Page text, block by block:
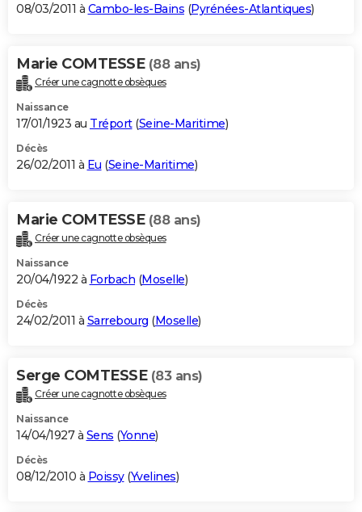
08/03/2011 à Cambo-les-Bains (Pyrénées-Atlantiques)
Marie COMTESSE (88 ans)
Créer une cagnotte obsèques
Naissance
17/01/1923 au Tréport(Seine-Maritime)
Décès
26/02/2011 à Eu (Seine-Maritime)
Marie COMTESSE (88 ans)
Créer une cagnotte obsèques
Naissance
20/04/1922 à Forbach (Moselle)
Décès
24/02/2011 à Sarrebourg (Moselle)
Serge COMTESSE (83 ans)
Créer une cagnotte obsèques
Naissance
14/04/1927 à Sens (Yonne)
Décès
08/12/2010 à Poissy(Yvelines)